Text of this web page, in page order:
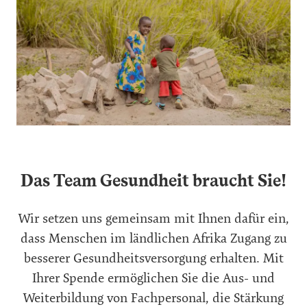
Das Team Gesundheit braucht Sie!
Wir setzen uns gemeinsam mit Ihnen dafür ein,
dass Menschen im ländlichen Afrika Zugang zu
besserer Gesundheitsversorgung erhalten. Mit
Ihrer Spende ermöglichen Sie die Aus- und
Weiterbildung von Fachpersonal, die Stärkung